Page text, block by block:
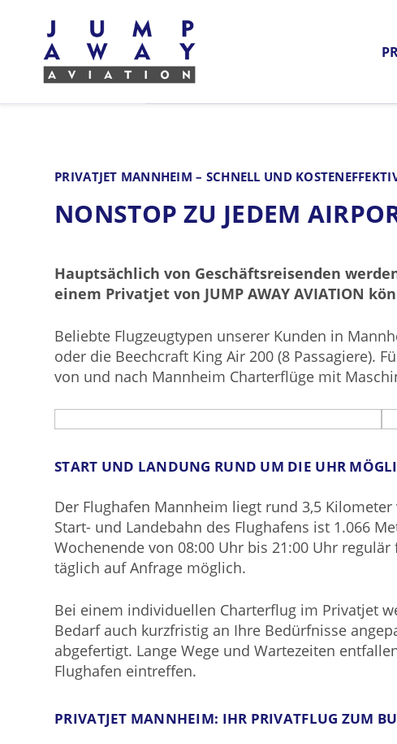
Ihre Vorteile
PRIVATJET MANNHEIM – SCHNELL UND
NONSTOP ZU JEDEM
Hauptsächlich von Geschäftsreisenden
einem Privatjet von JUMP AWAY AVIATION
Beliebte Flugzeugtypen unserer Kunden in
oder die Beechcraft King Air 200 (8 Passagiere).
von und nach Mannheim Charterflüge mit
START UND LANDUNG RUND UM DIE UHR
Der Flughafen Mannheim liegt rund 3,5
Start- und Landebahn des Flughafens ist 1.066
Wochenende von 08:00 Uhr bis 21:00 Uhr
täglich auf Anfrage möglich.
Bei einem individuellen Charterflug im Privatjet
Bedarf auch kurzfristig an Ihre Bedürfnisse
abgefertigt. Lange Wege und Wartezeiten
Flughafen eintreffen.
PRIVATJET MANNHEIM: IHR PRIVATFLUG ZUM